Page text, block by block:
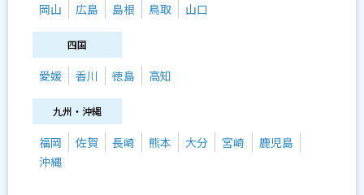
岡山 広島 島根 鳥取 山口
四国
愛媛 香川 徳島 高知
九州・沖縄
福岡 佐賀 長崎 熊本 大分 宮崎
鹿児島
沖縄